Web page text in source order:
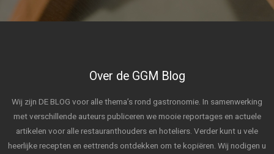
Over de GGM Blog
Wij zijn DE BLOG voor alle thema’s rond gastronomie. In samenwerking
met verschillende auteurs publiceren we mooie reportages en actuele
artikelen voor alle restauranthouders en hoteliers. Verder kunt u vele
heerlijke recepten en eettrends ontdekken om te kopiëren. Wij nodigen u